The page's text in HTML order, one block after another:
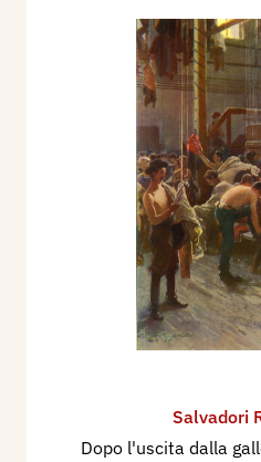
Salvadori
Dopo l'uscita dalla